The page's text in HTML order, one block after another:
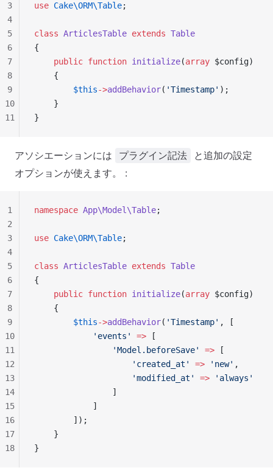
use Cake\ORM\Table;
class ArticlesTable extends Table
{
    public
function initialize(array $config)
    {
        $this
->addBehavior( 'Timestamp' );
    }
}
3
4
5
6
7
8
9
10
11
アソシエーションには プラグイン記法
と追加の設定
オプションが使えます。 :
namespace App\Model\Table;
use Cake\ORM\Table;
class ArticlesTable extends Table
{
    public
function initialize(array $config)
    {
        $this
->addBehavior( 'Timestamp' , [
            'events'
=> [
                'Model.beforeSave'
=> [
                    'created_at'
=> 'new' ,
                    'modified_at'
=> 'always'
                ]
            ]
        ]);
    }
}
1
2
3
4
5
6
7
8
9
10
11
12
13
14
15
16
17
18